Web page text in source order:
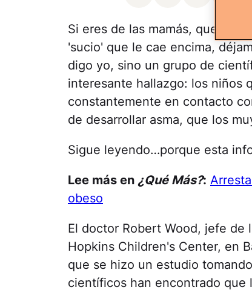
Si eres de las mamás, que
'sucio' que le cae encima,
digo yo, sino un grupo de
interesante hallazgo: los niños
constantemente en contacto
de desarrollar asma, que los
Sigue leyendo…porque esta
Lee más en ¿Qué Más?:
obeso
El doctor Robert Wood, jefe de
Hopkins Children's Center, en
que se hizo un estudio
científicos han encontrado que